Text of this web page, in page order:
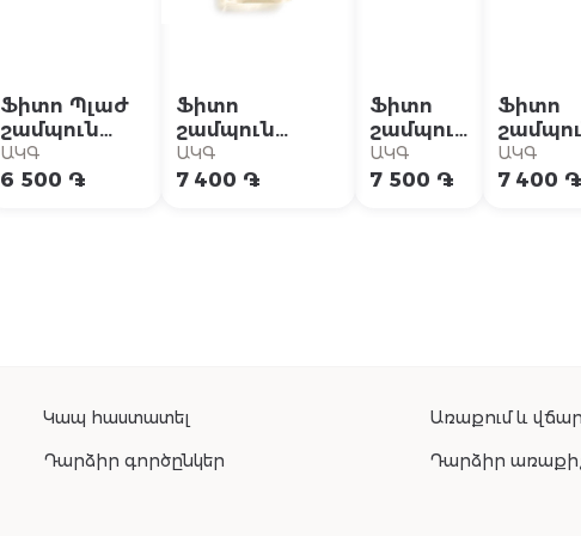
Ֆիտո Պլաժ
շամպուն
խոնավեցնող
արևից հետո
ԱԿԳ
6 500 ֏
Ֆիտո
շամպուն
հակաթեփային
250մլ
ԱԿԳ
7 400 ֏
Ֆիտո
շամպուն
խոնավ․
գանգուր
ԱԿԳ
7 500 ֏
Ֆիտո
զգայուն
ԱԿԳ
7 400 ֏
Կապ հաստատել
Առաքում և
Դարձիր գործընկեր
Դարձիր